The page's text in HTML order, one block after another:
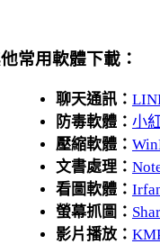
常用軟體下載：
聊天通訊：
防毒軟體： 小
壓縮軟體：
文書處理：
看圖軟體：
螢幕抓圖：
影片播放：